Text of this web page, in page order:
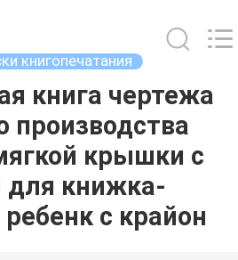
книгопечатания
книга чертежа
производства
крышки с
для книжка-
с крайон